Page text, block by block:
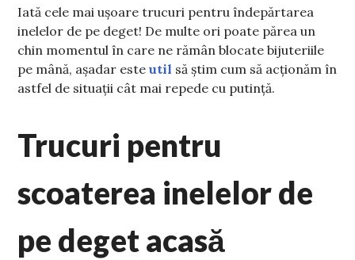
Iată cele mai ușoare trucuri pentru îndepărtarea
inelelor de pe deget! De multe ori poate părea un
chin momentul în care ne rămân blocate bijuteriile
pe mână, așadar esteutil să știm cum să acționăm în
astfel de situații cât mai repede cu putință.
Trucuri pentru
scoaterea inelelor de
pe deget acasă